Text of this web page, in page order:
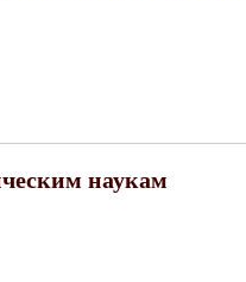
наукам